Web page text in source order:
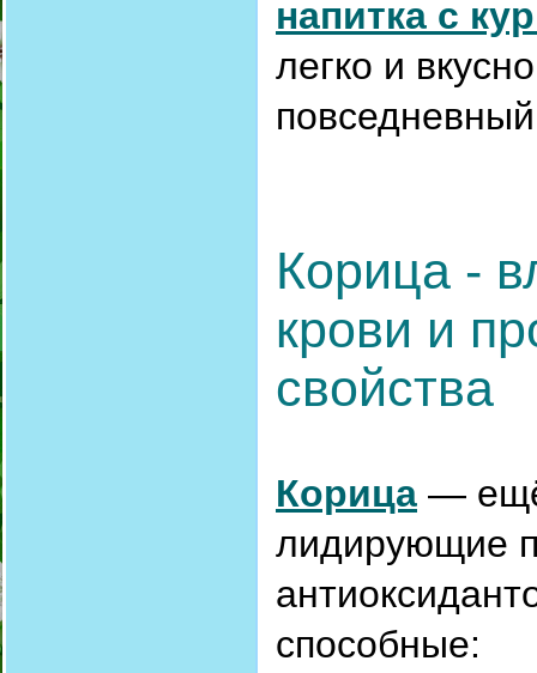
напитка с
легко и
Корица -
крови и
свойства
Корица — ещё
лидирующие
способные: